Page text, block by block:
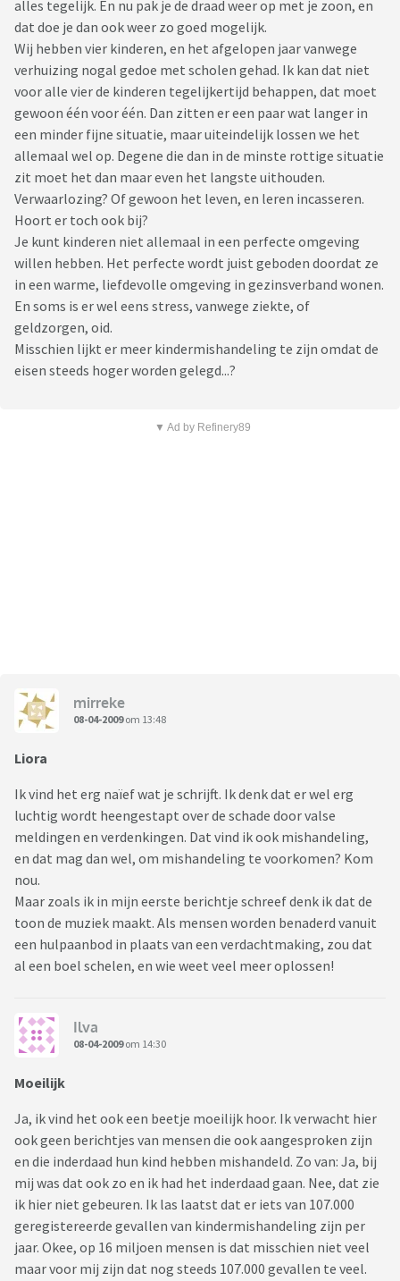
alles tegelijk. En nu pak je de draad weer op met je zoon, en
dat doe je dan ook weer zo goed mogelijk.
Wij hebben vier kinderen, en het afgelopen jaar vanwege
verhuizing nogal gedoe met scholen gehad. Ik kan dat niet
voor alle vier de kinderen tegelijkertijd behappen, dat moet
gewoon één voor één. Dan zitten er een paar wat langer in
een minder fijne situatie, maar uiteindelijk lossen we het
allemaal wel op. Degene die dan in de minste rottige situatie
zit moet het dan maar even het langste uithouden.
Verwaarlozing? Of gewoon het leven, en leren incasseren.
Hoort er toch ook bij?
Je kunt kinderen niet allemaal in een perfecte omgeving
willen hebben. Het perfecte wordt juist geboden doordat ze
in een warme, liefdevolle omgeving in gezinsverband wonen.
En soms is er wel eens stress, vanwege ziekte, of
geldzorgen, oid.
Misschien lijkt er meer kindermishandeling te zijn omdat de
eisen steeds hoger worden gelegd...?
▼ Ad by Refinery89
mirreke
08-04-2009om 13:48
Liora
Ik vind het erg naïef wat je schrijft. Ik denk dat er wel erg
luchtig wordt heengestapt over de schade door valse
meldingen en verdenkingen. Dat vind ik ook mishandeling,
en dat mag dan wel, om mishandeling te voorkomen? Kom
nou.
Maar zoals ik in mijn eerste berichtje schreef denk ik dat de
toon de muziek maakt. Als mensen worden benaderd vanuit
een hulpaanbod in plaats van een verdachtmaking, zou dat
al een boel schelen, en wie weet veel meer oplossen!
Ilva
08-04-2009om 14:30
Moeilijk
Ja, ik vind het ook een beetje moeilijk hoor. Ik verwacht hier
ook geen berichtjes van mensen die ook aangesproken zijn
en die inderdaad hun kind hebben mishandeld. Zo van: Ja, bij
mij was dat ook zo en ik had het inderdaad gaan. Nee, dat zie
ik hier niet gebeuren. Ik las laatst dat er iets van 107.000
geregistereerde gevallen van kindermishandeling zijn per
jaar. Okee, op 16 miljoen mensen is dat misschien niet veel
maar voor mij zijn dat nog steeds 107.000 gevallen te veel.